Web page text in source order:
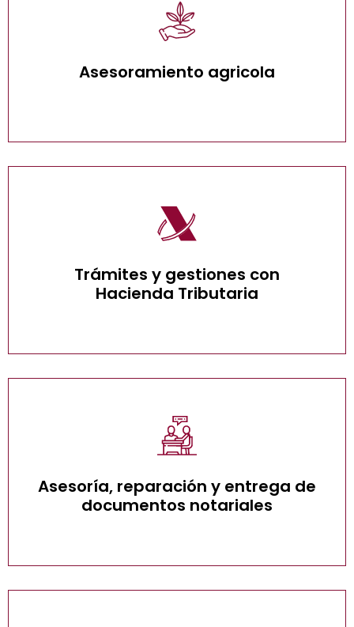
Asesoramiento agricola
Trámites y gestiones con
Hacienda Tributaria
Asesoría, reparación y entrega de
documentos notariales